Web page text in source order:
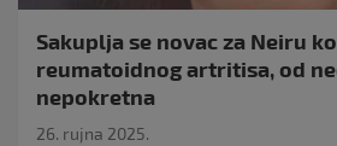
Sakuplja se novac za Neiru
reumatoidnog artritisa, od
nepokretna
26. rujna 2025.